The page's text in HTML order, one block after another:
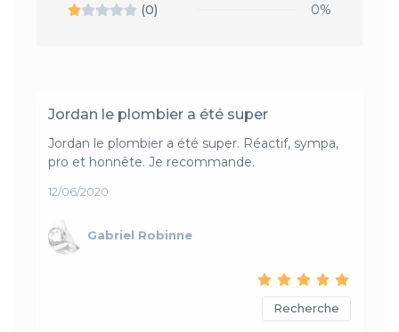
(0)
0%
Jordan le plombier a été super
Jordan le plombier a été super. Réactif, sympa,
pro et honnête. Je recommande.
12/06/2020
Gabriel Robinne
Recherche